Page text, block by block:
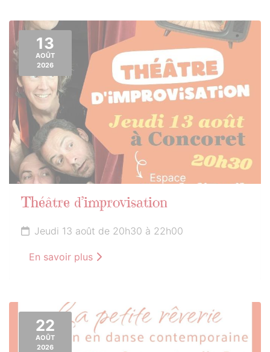
13
AOÛT
2026
Théâtre d’improvisation
Jeudi 13 août de 20h30 à 22h00
En savoir plus
22
AOÛT
2026